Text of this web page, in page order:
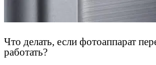
Что делать, если фотоаппарат
работать?